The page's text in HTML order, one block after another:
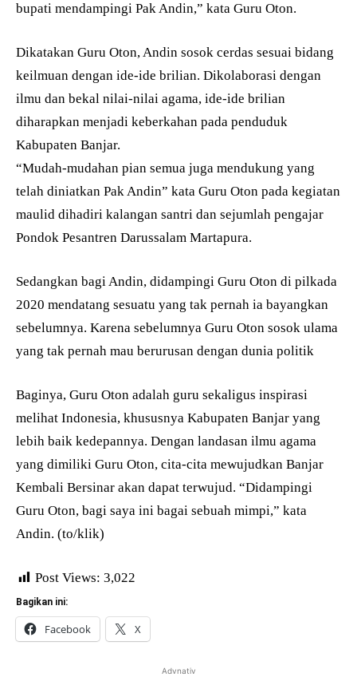
bupati mendampingi Pak Andin,” kata Guru Oton.
Dikatakan Guru Oton, Andin sosok cerdas sesuai bidang
keilmuan dengan ide-ide brilian. Dikolaborasi dengan
ilmu dan bekal nilai-nilai agama, ide-ide brilian
diharapkan menjadi keberkahan pada penduduk
Kabupaten Banjar.
“Mudah-mudahan pian semua juga mendukung yang
telah diniatkan Pak Andin” kata Guru Oton pada kegiatan
maulid dihadiri kalangan santri dan sejumlah pengajar
Pondok Pesantren Darussalam Martapura.
Sedangkan bagi Andin, didampingi Guru Oton di pilkada
2020 mendatang sesuatu yang tak pernah ia bayangkan
sebelumnya. Karena sebelumnya Guru Oton sosok ulama
yang tak pernah mau berurusan dengan dunia politik
Baginya, Guru Oton adalah guru sekaligus inspirasi
melihat Indonesia, khususnya Kabupaten Banjar yang
lebih baik kedepannya. Dengan landasan ilmu agama
yang dimiliki Guru Oton, cita-cita mewujudkan Banjar
Kembali Bersinar akan dapat terwujud. “Didampingi
Guru Oton, bagi saya ini bagai sebuah mimpi,” kata
Andin. (to/klik)
Post Views: 3,022
Bagikan ini:
Facebook X
Advnativ